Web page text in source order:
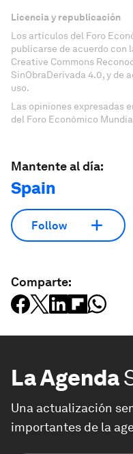
Licencia y republicación
Los artículos del Foro
publicarse de acuerdo
Creative Commons
SinObraDerivada 4.0, y de
uso.
Las opiniones expresadas
del Foro Económico
Mantente al día:
Spain
Follow
Comparte:
La Agenda
Una actualización
importantes de la